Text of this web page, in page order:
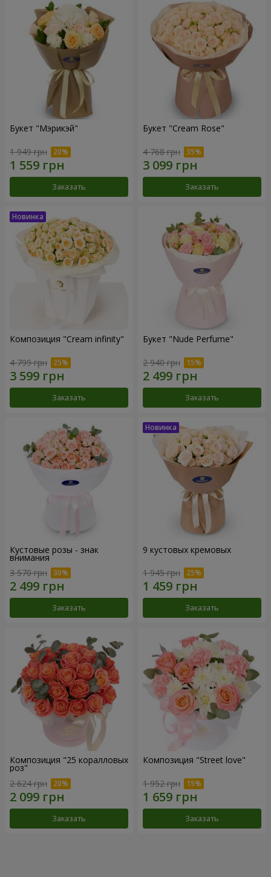
Букет "Мэрикэй"
1 949 грн
Заказать
Букет "Cream Rose"
4 768 грн
Заказать
Композиция "Cream infinity"
4 799 грн
Заказать
Букет "Nude Perfume"
2 940 грн
Заказать
Кустовые розы - знак
внимания
3 570 грн
Заказать
9 кустовых кремовых
1 945 грн
Заказать
Композиция "25 коралловых
роз"
2 624 грн
Заказать
Композиция "Street love"
1 952 грн
Заказать